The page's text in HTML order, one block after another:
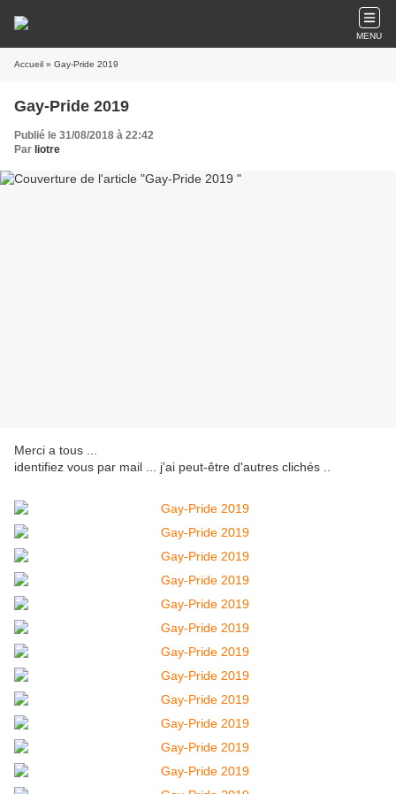
MENU
Accueil » Gay-Pride 2019
Gay-Pride 2019
Publié le 31/08/2018 à 22:42
Par liotre
Merci a tous ...
identifiez vous par mail ... j'ai peut-être d'autres clichés ..